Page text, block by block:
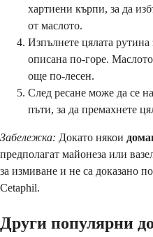
хартиени кърпи, за да
от маслото.
Изпълнете цялата рутина
описана по-горе.
още по-лесен.
След ресане може да се
пъти, за да премахнете
Забележка: Докато някои
предполагат майонеза или
за измиване и не са доказано
Cetaphil.
Други популярни